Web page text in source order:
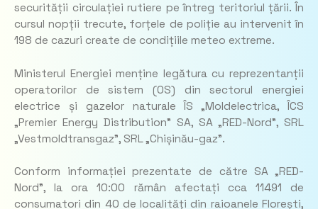
securității circulației rutiere pe întreg teritoriul țării. În
cursul nopții trecute, forțele de poliție au intervenit în
198 de cazuri create de condițiile meteo extreme.
Ministerul Energiei menține legătura cu reprezentanții
operatorilor de sistem (OS) din sectorul energiei
electrice și gazelor naturale ÎS „Moldelectrica, ÎCS
„Premier Energy Distribution” SA, SA „RED-Nord”, SRL
„Vestmoldtransgaz”, SRL „Chișinău-gaz”.
Conform informației prezentate de către SA „RED-
Nord”, la ora 10:00 rămân afectați cca 11491 de
consumatori din 40 de localități din raioanele Florești,